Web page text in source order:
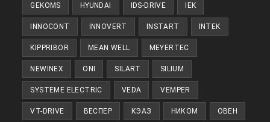
GEKOMS HYUNDAI IDS-DRIVE IEK
INNOCONT INNOVERT INSTART INTEK
KIPPRIBOR MEAN WELL MEYERTEC
NEWINEX ONI SILART SILIUM
SYSTEME ELECTRIC VEDA VEMPER
VT-DRIVE ВЕСПЕР КЭАЗ НИКОМ ОВЕН